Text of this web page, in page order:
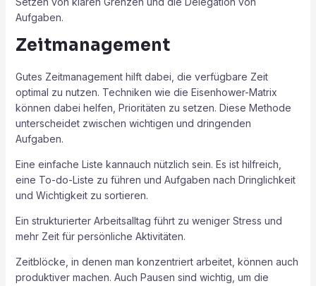
Aufgaben.
Zeitmanagement
Gutes Zeitmanagement hilft dabei, die verfügbare Zeit
optimal zu nutzen. Techniken wie die Eisenhower-Matrix
können dabei helfen, Prioritäten zu setzen. Diese Methode
unterscheidet zwischen wichtigen und dringenden
Aufgaben.
Eine einfache Liste kannauch nützlich sein. Es ist hilfreich,
eine To-do-Liste zu führen und Aufgaben nach Dringlichkeit
und Wichtigkeit zu sortieren.
Ein strukturierter Arbeitsalltag führt zu weniger Stress und
mehr Zeit für persönliche Aktivitäten.
Zeitblöcke, in denen man konzentriert arbeitet, können auch
produktiver machen. Auch Pausen sind wichtig, um die